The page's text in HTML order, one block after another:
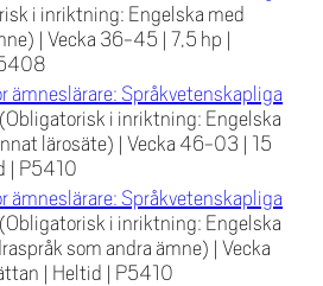
i inriktning: Engelska med
| Vecka 36-45 | 7,5 hp |
ämneslärare: Språkvetenskapliga
(Obligatorisk i inriktning: Engelska
lärosäte) | Vecka 46-03 | 15
| P5410
ämneslärare: Språkvetenskapliga
(Obligatorisk i inriktning: Engelska
som andra ämne) | Vecka
| Heltid | P5410